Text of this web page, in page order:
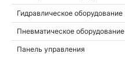
Гидравлическое оборудование
Пневматическое оборудование
Панель управления